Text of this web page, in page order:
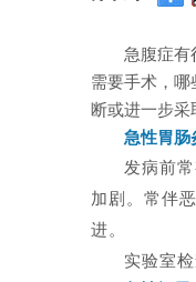
急腹症有
需要手术，
断或进一步采
急性胃肠
发病前
加剧。常伴
进。
实验室